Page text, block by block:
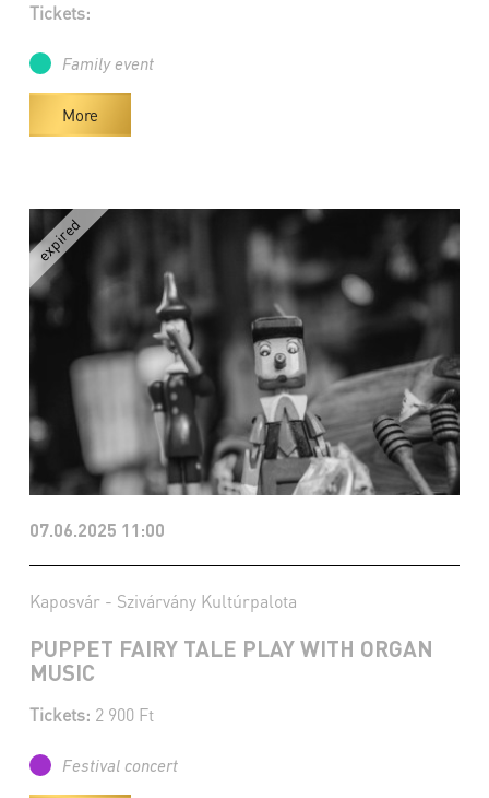
Tickets:
Family event
More
07.06.2025 11:00
Kaposvár - Szivárvány Kultúrpalota
PUPPET FAIRY TALE PLAY WITH ORGAN
MUSIC
Tickets: 2 900 Ft
Festival concert